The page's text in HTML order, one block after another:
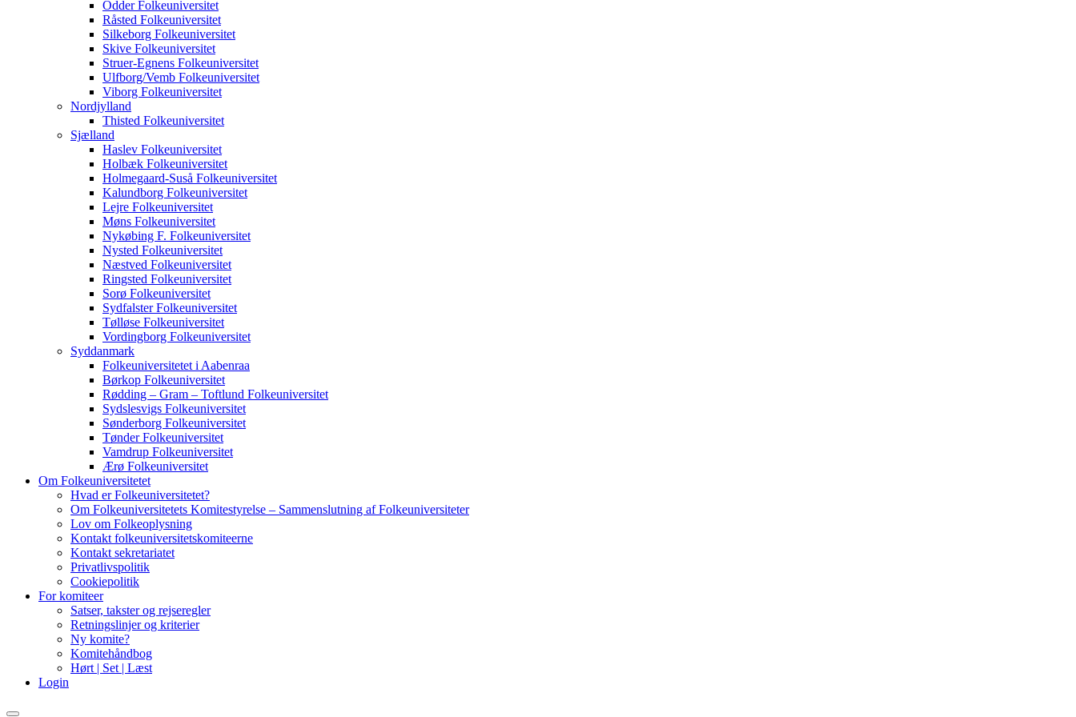
Odder Folkeuniversitet
Råsted Folkeuniversitet
Silkeborg Folkeuniversitet
Skive Folkeuniversitet
Struer-Egnens Folkeuniversitet
Ulfborg/Vemb Folkeuniversitet
Viborg Folkeuniversitet
Nordjylland
Thisted Folkeuniversitet
Sjælland
Haslev Folkeuniversitet
Holbæk Folkeuniversitet
Holmegaard-Suså Folkeuniversitet
Kalundborg Folkeuniversitet
Lejre Folkeuniversitet
Møns Folkeuniversitet
Nykøbing F. Folkeuniversitet
Nysted Folkeuniversitet
Næstved Folkeuniversitet
Ringsted Folkeuniversitet
Sorø Folkeuniversitet
Sydfalster Folkeuniversitet
Tølløse Folkeuniversitet
Vordingborg Folkeuniversitet
Syddanmark
Folkeuniversitetet i Aabenraa
Børkop Folkeuniversitet
Rødding – Gram – Toftlund Folkeuniversitet
Sydslesvigs Folkeuniversitet
Sønderborg Folkeuniversitet
Tønder Folkeuniversitet
Vamdrup Folkeuniversitet
Ærø Folkeuniversitet
Om Folkeuniversitetet
Hvad er Folkeuniversitetet?
Om Folkeuniversitetets Komitestyrelse – Sammenslutning af Folkeuniversiteter
Lov om Folkeoplysning
Kontakt folkeuniversitetskomiteerne
Kontakt sekretariatet
Privatlivspolitik
Cookiepolitik
For komiteer
Satser, takster og rejseregler
Retningslinjer og kriterier
Ny komite?
Komitehåndbog
Hørt | Set | Læst
Login